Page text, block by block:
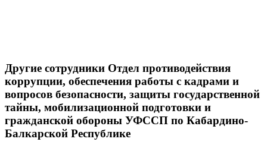
Другие сотрудники Отдел противодействия
коррупции, обеспечения работы с кадрами и
вопросов безопасности, защиты государственной
тайны, мобилизационной подготовки и
гражданской обороны УФССП по Кабардино-
Балкарской Республике